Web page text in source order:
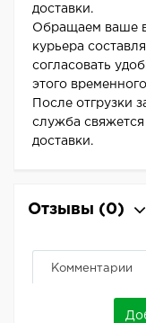
доставки.
Обращаем ваше
курьера
согласовать
этого
После отгрузки
служба свяжется
доставки.
Отзывы (0)
Комментарии